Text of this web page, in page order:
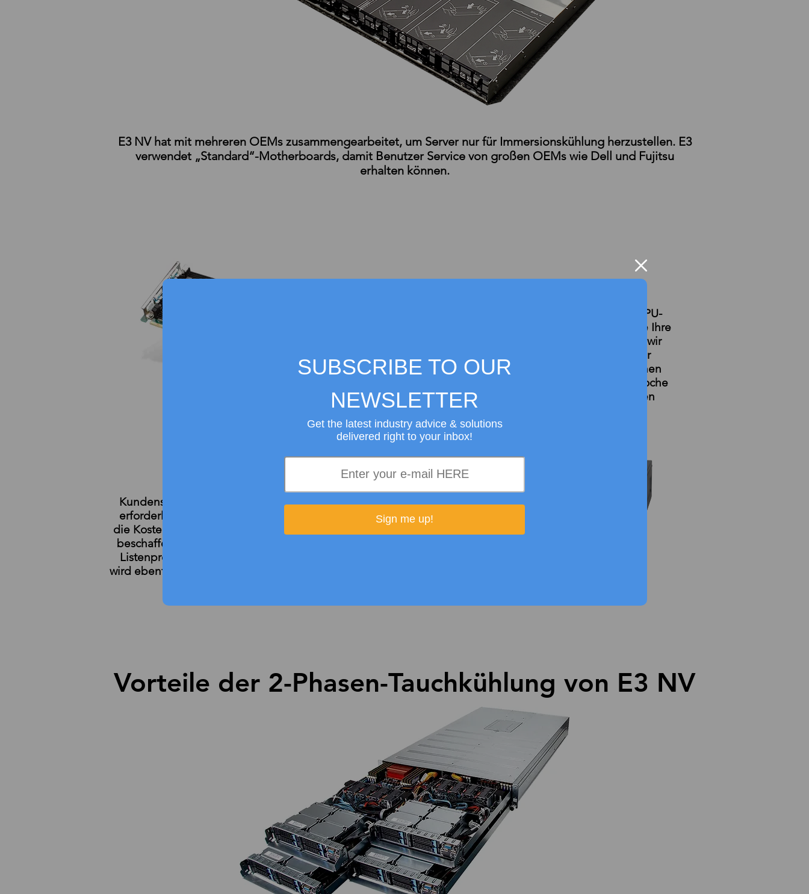
E3 NV hat mit mehreren OEMs zusammengearbeitet, um Server nur für Immersionskühlung herzustellen. E3
verwendet „Standard“-Motherboards, damit Benutzer Service von großen OEMs wie Dell und Fujitsu
erhalten können.
Kundenspezifische Fahrgestelle reduzieren die
erforderliche Flüssigkeitsmenge und senken so
die Kosten. Wenn Sie nur die erforderlichen Teile
beschaffen, können Sie die Kosten um 50 % des
Listenpreises von Servern senken. Die Wartung
wird ebenfalls optimiert, sodass die Betriebskosten
Anforderung zu erstellen. Wir haben CPU-, GPU-
und Speicherserver mit hoher Dichte. Wenn Sie Ihre
eigenen Server verwenden möchten, können wir
höhere Tanks bereitstellen, die jeden Server
aufnehmen können. Wenn Sie uns jedoch einen
Server schicken, können wir innerhalb einer Woche
ein neues platzsparendes Gehäuse für diesen
Vorteile der 2-Phasen-Tauchkühlung von E3 NV
SUBSCRIBE TO OUR
NEWSLETTER
Get the latest industry advice & solutions
delivered right to your inbox!
Sign me up!